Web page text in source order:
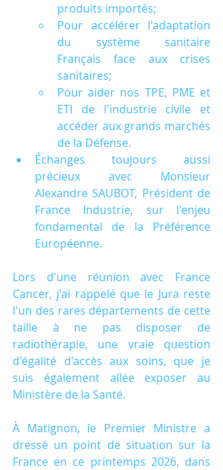
produits importés;
Pour accélérer l'adaptation
du système sanitaire
Français face aux crises
sanitaires;
Pour aider nos TPE, PME et
ETI de l'industrie civile et
accéder aux grands marchés
de la Défense.
Échanges toujours aussi
précieux avec Monsieur
Alexandre SAUBOT, Président de
France Industrie, sur l'enjeu
fondamental de la Préférence
Européenne.
Lors d'une réunion avec France
Cancer, j'ai rappelé que le Jura reste
l'un des rares départements de cette
taille à ne pas disposer de
radiothérapie, une vraie question
d'égalité d'accès aux soins, que je
suis également allée exposer au
Ministère de la Santé.
À Matignon, le Premier Ministre a
dressé un point de situation sur la
France en ce printemps 2026, dans